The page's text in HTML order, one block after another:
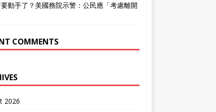
動手了？美國務院示警：公民應「考慮離開
COMMENTS
2026